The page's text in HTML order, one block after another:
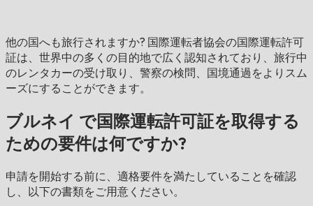
他の国へも旅行されますか? 国際運転者協会の国際運転許可
証は、世界中の多くの目的地で広く認知されており、旅行中
のレンタカーの受け取り、警察の検問、国境通過をよりスム
ーズにすることができます。
ブルネイ で国際運転許可証を取得する
ための要件は何ですか?
申請を開始する前に、適格要件を満たしていることを確認
し、以下の書類をご用意ください。